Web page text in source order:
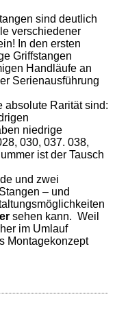
sind deutlich
verschiedener
In den ersten
Griffstangen
Handläufe an
Serienausführung
absolute Rarität sind:
niedrige
030, 037. 038,
ist der Tausch
und zwei
– und
sehen kann. Weil
im Umlauf
Montagekonzept